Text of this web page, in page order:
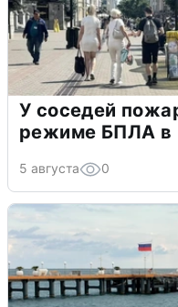
У соседей
режиме БПЛА в
5 августа 0